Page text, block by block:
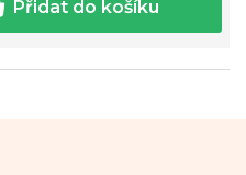
Přidat do košíku